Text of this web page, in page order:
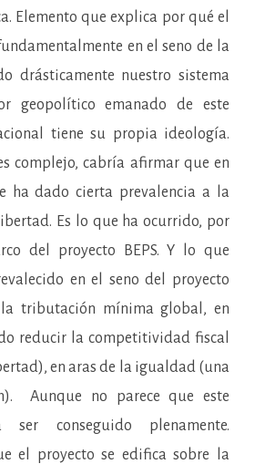
Elemento que explica por qué el
en el seno de la
drásticamente nuestro sistema
geopolítico emanado de este
tiene su propia ideología.
complejo, cabría afirmar que en
ha dado cierta prevalencia a la
Es lo que ha ocurrido, por
del proyecto BEPS. Y lo que
en el seno del proyecto
tributación mínima global, en
reducir la competitividad fiscal
en aras de la igualdad (una
Aunque no parece que este
conseguido plenamente.
el proyecto se edifica sobre la